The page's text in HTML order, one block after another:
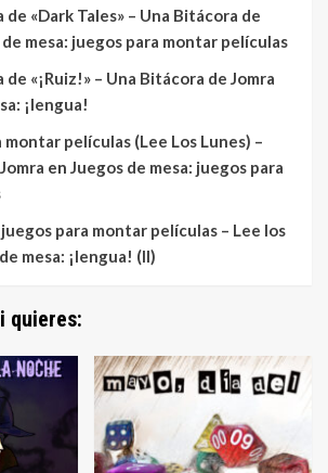
«Dark Tales» – Una Bitácora de
mesa: juegos para montar películas
«¡Ruiz!» – Una Bitácora de Jomra
¡lengua!
películas (Lee Los Lunes) –
en Juegos de mesa: juegos para
para montar películas – Lee los
mesa: ¡lengua! (II)
quieres: